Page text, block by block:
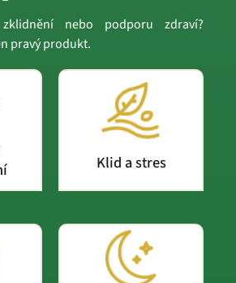
nebo podporu zdraví?
pravý produkt.
Klid a stres